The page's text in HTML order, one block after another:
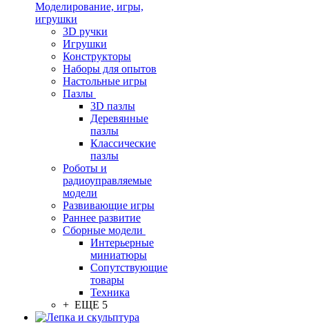
Моделирование, игры,
игрушки
3D ручки
Игрушки
Конструкторы
Наборы для опытов
Настольные игры
Пазлы
3D пазлы
Деревянные
пазлы
Классические
пазлы
Роботы и
радиоуправляемые
модели
Развивающие игры
Раннее развитие
Сборные модели
Интерьерные
миниатюры
Сопутствующие
товары
Техника
+ ЕЩЕ 5